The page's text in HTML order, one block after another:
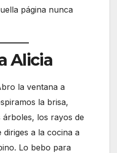
página nunca
Alicia
la ventana a
la brisa,
los rayos de
diriges a la cocina a
Lo bebo para